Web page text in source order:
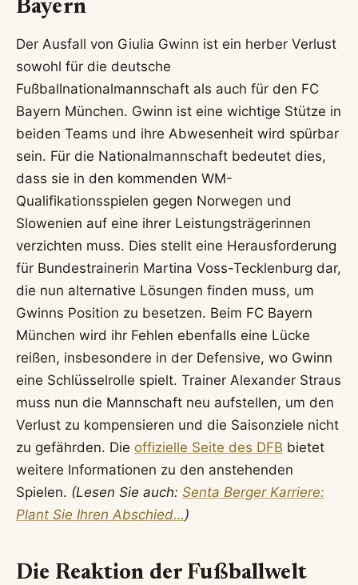
Bayern
Der Ausfall von Giulia Gwinn ist ein herber Verlust
sowohl für die deutsche
Fußballnationalmannschaft als auch für den FC
Bayern München. Gwinn ist eine wichtige Stütze in
beiden Teams und ihre Abwesenheit wird spürbar
sein. Für die Nationalmannschaft bedeutet dies,
dass sie in den kommenden WM-
Qualifikationsspielen gegen Norwegen und
Slowenien auf eine ihrer Leistungsträgerinnen
verzichten muss. Dies stellt eine Herausforderung
für Bundestrainerin Martina Voss-Tecklenburg dar,
die nun alternative Lösungen finden muss, um
Gwinns Position zu besetzen. Beim FC Bayern
München wird ihr Fehlen ebenfalls eine Lücke
reißen, insbesondere in der Defensive, wo Gwinn
eine Schlüsselrolle spielt. Trainer Alexander Straus
muss nun die Mannschaft neu aufstellen, um den
Verlust zu kompensieren und die Saisonziele nicht
zu gefährden. Die offizielle Seite des DFB bietet
weitere Informationen zu den anstehenden
Spielen. (Lesen Sie auch: Senta Berger Karriere:
Plant Sie Ihren Abschied…)
Die Reaktion der Fußballwelt